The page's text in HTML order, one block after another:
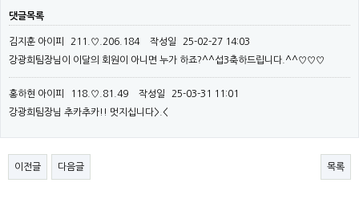
댓글목록
김지훈 아이피 211.♡.206.184 작성일
25-02-27 14:03
강광희팀장님이 이달의 회원이 아니면 누가 하죠?^^섭3축하드립니다.^^♡♡♡
홍하현 아이피 118.♡.81.49 작성일
25-03-31 11:01
강광희팀장님 추카추카!! 멋지십니다>.<
이전글 다음글 목록